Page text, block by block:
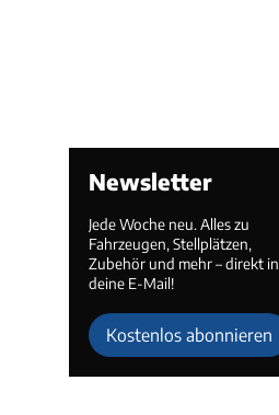
Newsletter
Jede Woche neu. Alles zu
Fahrzeugen, Stellplätzen,
Zubehör und mehr – direkt in
deine E-Mail!
Kostenlos abonnieren